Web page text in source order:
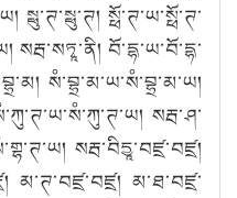
སྥུ་ཊ་སྥུ་ཊ། སྥོ་ཊ་ཡ་སྥོ་ཊ་
སརྦ་སཏྭཱ་ནི། བོ་དྷ་ཡ་བོ་དྷ་
སཾ་བྷྲ་མ་ཡ་སཾ་བྷྲ་མ་ཡ།
སརྦ་ཤ་
སརྦ་བིདྱཱ་བཛྲ་བཛྲ།
མ་ཊ་བཛྲ་བཛྲ། མ་ཐ་བཛྲ་